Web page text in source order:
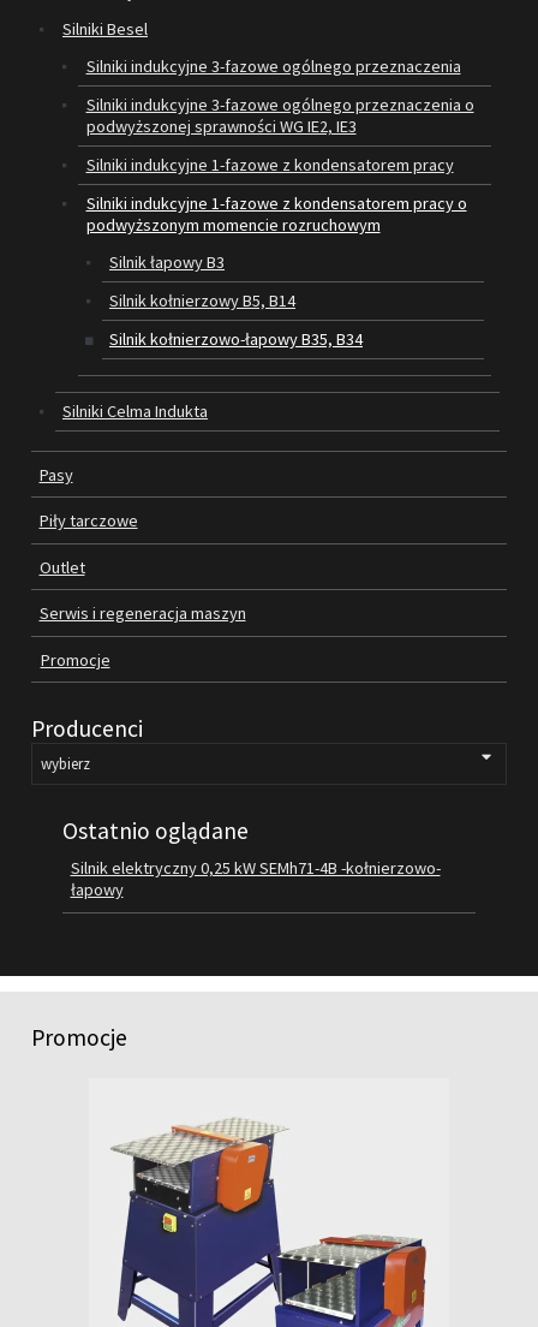
PIŁY TARCZOWE
SERWIS I REGENERACJA MASZYN
REGULAMIN
KATALOGI
OBRABIARKI DO DREWNA
SILNIKI ELEKTRYCZNE
PASY KLINOWE
FILMY
KONTAKT
Silniki Besel
Silniki indukcyjne 3-fazowe ogólnego przeznaczenia
Silniki indukcyjne 3-fazowe ogólnego przeznaczenia o
podwyższonej sprawności WG IE2, IE3
Silniki indukcyjne 1-fazowe z kondensatorem pracy
Silniki indukcyjne 1-fazowe z kondensatorem pracy o
podwyższonym momencie rozruchowym
Silnik łapowy B3
Silnik kołnierzowy B5, B14
Silnik kołnierzowo-łapowy B35, B34
Silniki Celma Indukta
Pasy
Piły tarczowe
Outlet
Serwis i regeneracja maszyn
Promocje
Producenci
Ostatnio oglądane
Silnik elektryczny 0,25 kW SEMh71-4B -kołnierzowo-
łapowy
Promocje